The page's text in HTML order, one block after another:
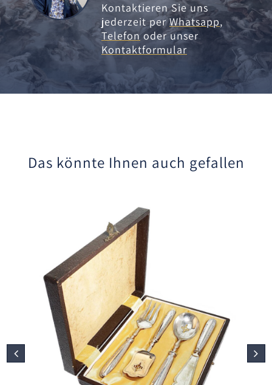
Kontaktieren Sie uns
jederzeit perWhatsapp,
Telefonoder unser
Kontaktformular
Das könnte Ihnen auch gefallen